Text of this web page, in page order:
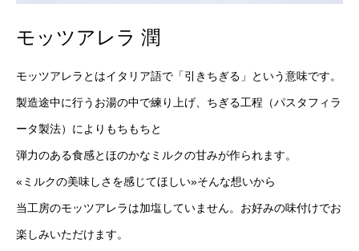
モッツアレラ 潤
モッツアレラとはイタリア語で「引きちぎる」という意味です。
製造途中に行うお湯の中で練り上げ、ちぎる工程（パスタフィラ
ータ製法）によりもちもちと
弾力のある食感とほのかなミルクの甘みが作られます。
«ミルクの美味しさを感じてほしい»そんな想いから
当工房のモッツアレラは加塩していません。お好みの味付けでお
楽しみいただけます。